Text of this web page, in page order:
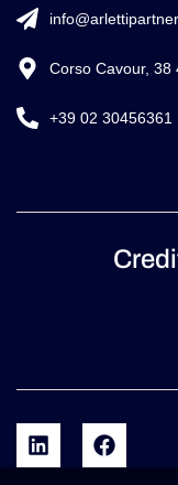
Corso Cavour, 38
+39 02 30456361